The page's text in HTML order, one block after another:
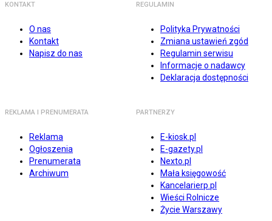
KONTAKT
O nas
Kontakt
Napisz do nas
REGULAMIN
Polityka Prywatności
Zmiana ustawień zgód
Regulamin serwisu
Informacje o nadawcy
Deklaracja dostępności
REKLAMA I PRENUMERATA
Reklama
Ogłoszenia
Prenumerata
Archiwum
PARTNERZY
E-kiosk.pl
E-gazety.pl
Nexto.pl
Mała księgowość
Kancelarierp.pl
Wieści Rolnicze
Życie Warszawy